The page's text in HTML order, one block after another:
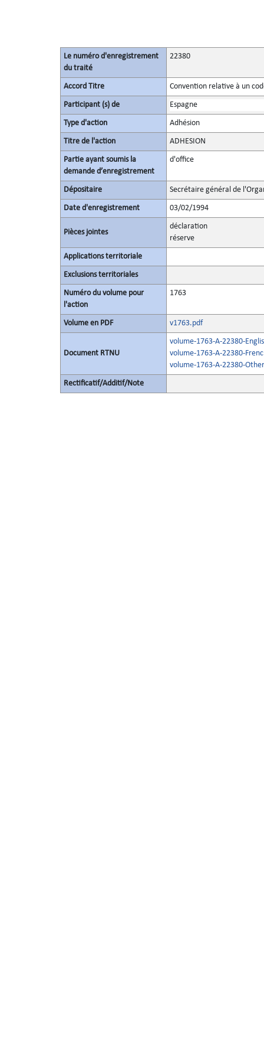
Le numéro d'enregistrement
du traité
22380
Accord Titre Convention relative à un
Participant (s) de Espagne
Type d'action Adhésion
Titre de l'action ADHESION
Partie ayant soumis la
demande d’enregistrement
d'office
Dépositaire Secrétaire général de
Date d'enregistrement 03/02/1994
Pièces jointes
déclaration
réserve
Applications territoriale
Exclusions territoriales
Numéro du volume pour
l'action
1763
Volume en PDF v1763.pdf
Document RTNU
volume-1763-A-22380-
volume-1763-A-22380-
volume-1763-A-22380-
Rectificatif/Additif/Note